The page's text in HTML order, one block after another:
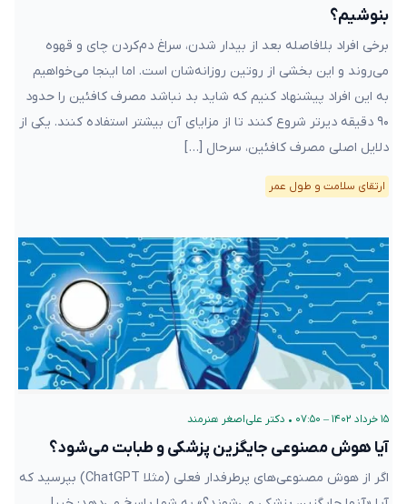
بنوشیم؟
برخی افراد بلافاصله بعد از بیدار شدن، سراغ دم‌کردن چای و قهوه
می‌روند و این بخشی از روتین روزانه‌شان است. اما اینجا می‌خواهیم
به این افراد پیشنهاد کنیم که شاید بد نباشد مصرف کافئین را حدود
۹۰ دقیقه دیرتر شروع کنند تا از مزایای آن بیشتر استفاده کنند. یکی از
دلایل اصلی مصرف کافئین، سرحال […]
ارتقای سلامت و طول عمر
۱۵ خرداد ۱۴۰۲ – ۰۷:۵۰ • دکتر علی‌اصغر هنرمند
آیا هوش مصنوعی جایگزین پزشکی و طبابت می‌شود؟
اگر از هوش مصنوعی‌های پرطرفدار فعلی (مثلا ChatGPT) بپرسید که